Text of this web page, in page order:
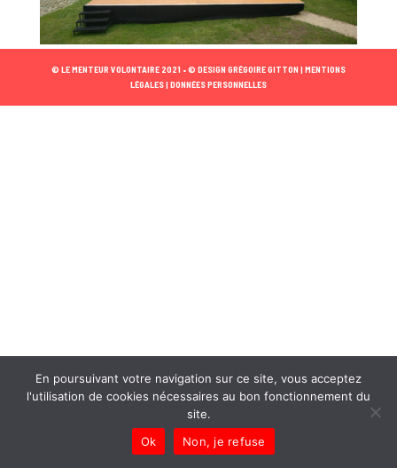
© LE MENTEUR VOLONTAIRE 2021 •© DESIGN GRÉGOIRE GITTON | MENTIONS
LÉGALES | DONNÉES PERSONNELLES
En poursuivant votre navigation sur ce site, vous acceptez
l'utilisation de cookies nécessaires au bon fonctionnement du
site.
Ok
Non, je refuse